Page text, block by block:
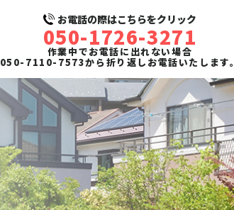
お電話の際はこちらをクリック
050-1726-3271
作業中でお電話に出れない場合
050-7110-7573から折り返しお電話いたします。